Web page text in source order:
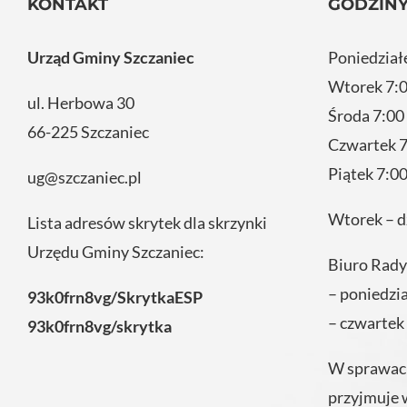
KONTAKT
Urząd Gminy Szczaniec
ul. Herbowa 30
66-225 Szczaniec
ug@szczaniec.pl
Lista adresów skrytek dla skrzynki
Urzędu Gminy Szczaniec:
93k0frn8vg/SkrytkaESP
93k0frn8vg/skrytka
Wtorek
Środa
Czwartek
Piątek
Wtorek –
Biuro
–
–
W
przyjmuje